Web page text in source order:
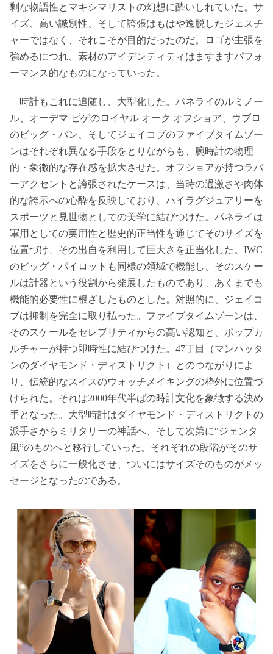
剰な物語性とマキシマリストの幻想に酔いしれていた。サ
イズ、高い識別性、そして誇張はもはや逸脱したジェスチ
ャーではなく、それこそが目的だったのだ。ロゴが主張を
強めるにつれ、素材のアイデンティティはますますパフォ
ーマンス的なものになっていった。
時計もこれに追随し、大型化した。パネライのルミノー
ル、オーデマ ピゲのロイヤル オーク オフショア、ウブロ
のビッグ・バン、そしてジェイコブのファイブタイムゾー
ンはそれぞれ異なる手段をとりながらも、腕時計の物理
的・象徴的な存在感を拡大させた。オフショアが持つラバ
ーアクセントと誇張されたケースは、当時の過激さや肉体
的な誇示への心酔を反映しており、ハイラグジュアリーを
スポーツと見世物としての美学に結びつけた。パネライは
軍用としての実用性と歴史的正当性を通じてそのサイズを
位置づけ、その出自を利用して巨大さを正当化した。IWC
のビッグ・パイロットも同様の領域で機能し、そのスケー
ルは計器という役割から発展したものであり、あくまでも
機能的必要性に根ざしたものとした。対照的に、ジェイコ
ブは抑制を完全に取り払った。ファイブタイムゾーンは、
そのスケールをセレブリティからの高い認知と、ポップカ
ルチャーが持つ即時性に結びつけた。47丁目（マンハッタ
ンのダイヤモンド・ディストリクト）とのつながりによ
り、伝統的なスイスのウォッチメイキングの枠外に位置づ
けられた。それは2000年代半ばの時計文化を象徴する決め
手となった。大型時計はダイヤモンド・ディストリクトの
派手さからミリタリーの神話へ、そして次第に“ジェンタ
風”のものへと移行していった。それぞれの段階がそのサ
イズをさらに一般化させ、ついにはサイズそのものがメッ
セージとなったのである。